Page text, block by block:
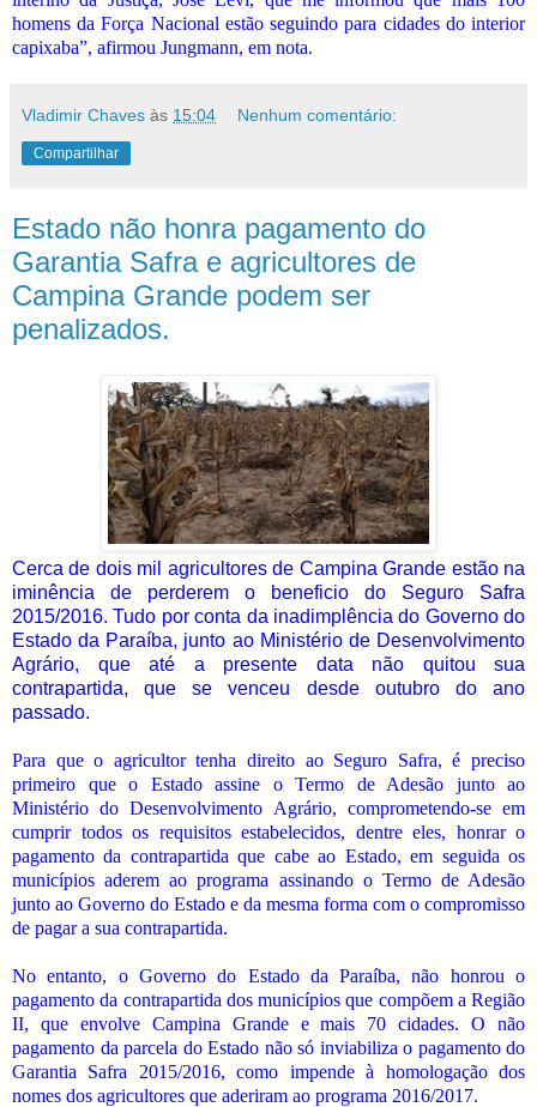
homens da Força Nacional estão seguindo para cidades do interior
capixaba”, afirmou Jungmann, em nota.
Vladimir Chaves às 15:04 Nenhum comentário:
Compartilhar
Estado não honra pagamento do
Garantia Safra e agricultores de
Campina Grande podem ser
penalizados.
Cerca de dois mil agricultores de Campina Grande estão na
iminência de perderem o beneficio do Seguro Safra
2015/2016. Tudo por conta da inadimplência do Governo do
Estado da Paraíba, junto ao Ministério de Desenvolvimento
Agrário, que até a presente data não quitou sua
contrapartida, que se venceu desde outubro do ano
passado.
Para que o agricultor tenha direito ao Seguro Safra, é preciso
primeiro que o Estado assine o Termo de Adesão junto ao
Ministério do Desenvolvimento Agrário, comprometendo-se em
cumprir todos os requisitos estabelecidos, dentre eles, honrar o
pagamento da contrapartida que cabe ao Estado, em seguida os
municípios aderem ao programa assinando o Termo de Adesão
junto ao Governo do Estado e da mesma forma com o compromisso
de pagar a sua contrapartida.
No entanto, o Governo do Estado da Paraíba, não honrou o
pagamento da contrapartida dos municípios que compõem a Região
II, que envolve Campina Grande e mais 70 cidades. O não
pagamento da parcela do Estado não só inviabiliza o pagamento do
Garantia Safra 2015/2016, como impende à homologação dos
nomes dos agricultores que aderiram ao programa 2016/2017.